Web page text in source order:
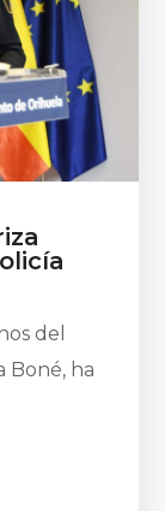
del
Boné, ha